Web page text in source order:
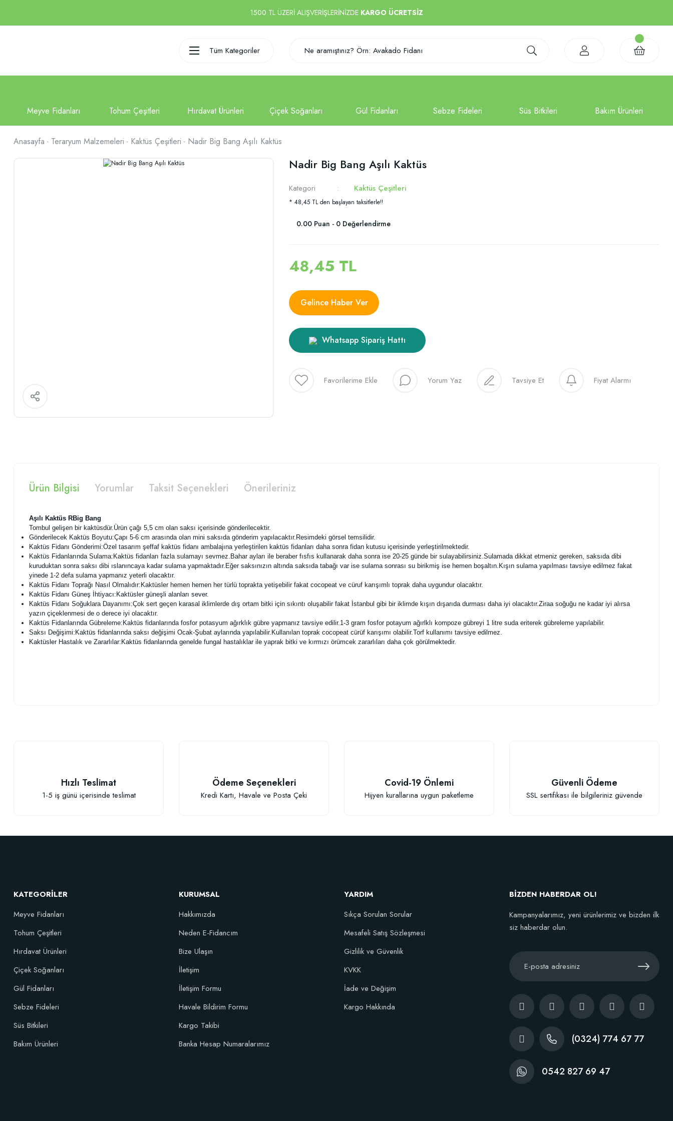
1500 TL ÜZERİ ALIŞVERİŞLERİNİZDE KARGO ÜCRETSİZ
Tüm Kategoriler
Anasayfa Teraryum Malzemeleri Kaktüs Çeşitleri Nadir Big Bang Aşılı Kaktüs
Nadir Big Bang Aşılı Kaktüs
Kategori Kaktüs Çeşitleri
* 48,45 TL den başlayan taksitlerle!!
0.00 Puan - 0 Değerlendirme
48,45 TL
Gelince Haber Ver
Whatsapp Sipariş Hattı
Yorum Yaz Tavsiye Et Fiyat Alarmı
Ürün Bilgisi Yorumlar Taksit Seçenekleri Önerileriniz
Aşılı Kaktüs RBig Bang
Tombul gelişen bir kaktüsdür.Ürün çağı 5,5 cm olan saksı içerisinde gönderilecektir.
Gönderilecek Kaktüs Boyutu:Çapı 5-6 cm arasında olan mini saksıda gönderim yapılacaktır.Resimdeki görsel temsilidir.
Kaktüs Fidanı Gönderimi:Özel tasarım şeffaf kaktüs fidanı ambalajına yerleştirilen kaktüs fidanları daha sonra fidan kutusu içerisinde yerleştirilmektedir.
Kaktüs Fidanlarında Sulama:Kaktüs fidanları fazla sulamayı sevmez.Bahar ayları ile beraber fısfıs kullanarak daha sonra ise 20-25 günde bir sulayabilirsiniz.Sulamada dikkat etmeniz gereken, saksıda dibi
kuruduktan sonra saksı dibi ıslanıncaya kadar sulama yapmaktadır.Eğer saksınızın altında saksıda tabağı var ise sulama sonrası su birikmiş ise hemen boşaltın.Kışın sulama yapılması tavsiye edilmez fakat
yinede 1-2 defa sulama yapmanız yeterli olacaktır.
Kaktüs Fidanı Toprağı Nasıl Olmalıdır:Kaktüsler hemen hemen her türlü toprakta yetişebilir fakat cocopeat ve cüruf karışımlı toprak daha uygundur olacaktır.
Kaktüs Fidanı Güneş İhtiyacı:Kaktüsler güneşli alanları sever.
Kaktüs Fidanı Soğuklara Dayanımı:Çok sert geçen karasal iklimlerde dış ortam bitki için sıkıntı oluşabilir fakat İstanbul gibi bir iklimde kışın dışarıda durması daha iyi olacaktır.Ziraa soğuğu ne kadar iyi alırsa
yazın çiçeklenmesi de o derece iyi olacaktır.
Kaktüs Fidanlarında Gübreleme:Kaktüs fidanlarında fosfor potasyum ağırklık gübre yapmanız tavsiye edilir.1-3 gram fosfor potayum ağırlklı kompoze gübreyi 1 litre suda eriterek gübreleme yapılabilir.
Saksı Değişimi:Kaktüs fidanlarında saksı değişimi Ocak-Şubat aylarında yapılabilir.Kullanılan toprak cocopeat cürüf karışımı olabilir.Torf kullanımı tavsiye edilmez.
Kaktüsler Hastalık ve Zararlılar:Kaktüs fidanlarında genelde fungal hastalıklar ile yaprak bitki ve kırmızı örümcek zararlıları daha çok görülmektedir.
Ürün fiyatı diğer sitelerden daha pahalı.
Bu ürüne benzer farklı alternatifler olmalı.
Hızlı Teslimat
1-5 iş günü içerisinde teslimat
Ödeme Seçenekleri
Kredi Kartı, Havale ve Posta Çeki
Covid-19 Önlemi
Hijyen kurallarına uygun paketleme
Güvenli Ödeme
SSL sertifikası ile bilgileriniz güvende
KATEGORİLER
Meyve Fidanları
Tohum Çeşitleri
Hırdavat Ürünleri
Çiçek Soğanları
Gül Fidanları
Sebze Fideleri
Süs Bitkileri
Bakım Ürünleri
KURUMSAL
Hakkımızda
Neden E-Fidancım
Bize Ulaşın
İletişim
İletişim Formu
Havale Bildirim Formu
Kargo Takibi
Banka Hesap Numaralarımız
YARDIM
Sıkça Sorulan Sorular
Mesafeli Satış Sözleşmesi
Gizlilik ve Güvenlik
KVKK
İade ve Değişim
Kargo Hakkında
BİZDEN HABERDAR OL!
Kampanyalarımız, yeni ürünlerimiz ve bizden ilk
siz haberdar olun.
(0324) 774 67 77
0542 827 69 47